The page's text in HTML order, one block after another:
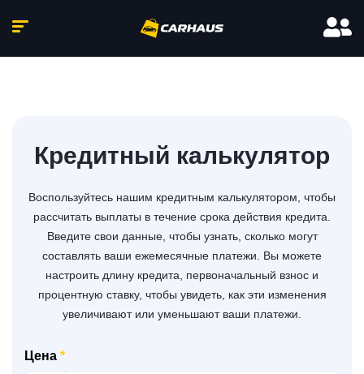
Кредитный калькулятор
Воспользуйтесь нашим кредитным калькулятором, чтобы
рассчитать выплаты в течение срока действия кредита.
Введите свои данные, чтобы узнать, сколько могут
составлять ваши ежемесячные платежи. Вы можете
настроить длину кредита, первоначальный взнос и
процентную ставку, чтобы увидеть, как эти изменения
увеличивают или уменьшают ваши платежи.
Цена *